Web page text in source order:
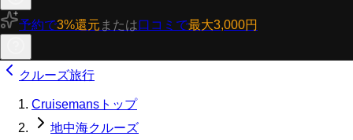
予約で3%還元 または口コミで最大3,000円
クルーズ旅行
Cruisemansトップ
地中海クルーズ